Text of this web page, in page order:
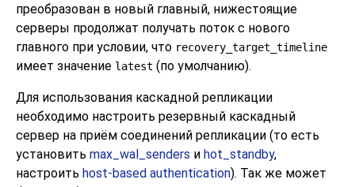
преобразован в новый главный, нижестоящие
серверы продолжат получать поток с нового
главного при условии, что recovery_target_timeline
имеет значение latest (по умолчанию).
Для использования каскадной репликации
необходимо настроить резервный каскадный
сервер на приём соединений репликации (то есть
установить max_wal_senders и hot_standby,
настроить host-based authentication). Так же может